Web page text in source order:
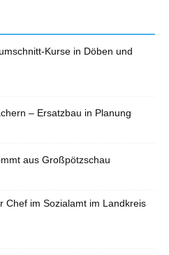
Kurse in Döben und
– Ersatzbau in Planung
aus Großpötzschau
Chef im Sozialamt im Landkreis